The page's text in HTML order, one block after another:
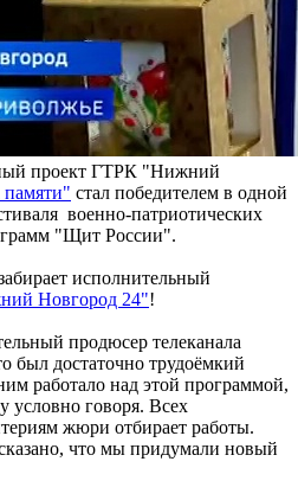
проект ГТРК "Нижний
стал победителем в одной
военно-патриотических
"Щит России".
исполнительный
Новгород 24"!
продюсер телеканала
достаточно трудоёмкий
работало над этой программой,
условно говоря. Всех
жюри отбирает работы.
что мы придумали новый